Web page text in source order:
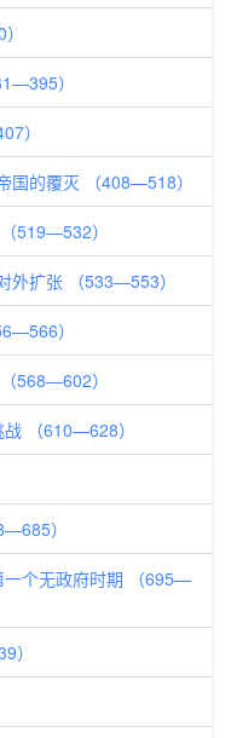
）
）
国的覆灭 （408—518）
519—532）
外扩张 （533—553）
）
568—602）
（610—628）
）
一个无政府时期 （695—
）